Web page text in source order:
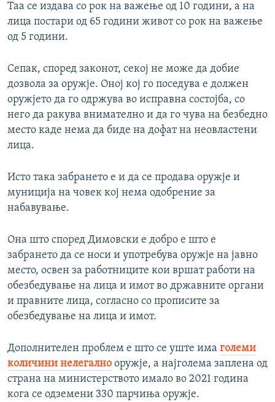
Таа се издава со рок на важење од 10 години, a на
лица постари од 65 години живот со рок на важење
од 5 години.
Сепак, според законот, секој не може да добие
дозвола за оружје. Оној кој го поседува е должен
оружјето да го одржува во исправна состојба, со
него да ракува внимателно и да го чува на безбедно
место каде нема да биде на дофат на неовластени
лица.
Исто така забрането е и да се продава оружје и
муниција на човек кој нема одобрение за
набавување.
Она што според Димовски е добро е што е
забрането да се носи и употребува оружје на јавно
место, освен за работниците кои вршат работи на
обезбедување на лица и имот во државните органи
и правните лица, согласно со прописите за
обезбедување на лица и имот.
Дополнителен проблем е што се уште има големи
количини нелегално оружје, а најголема заплена од
страна на министерството имало во 2021 година
кога се одземени 330 парчиња оружје.